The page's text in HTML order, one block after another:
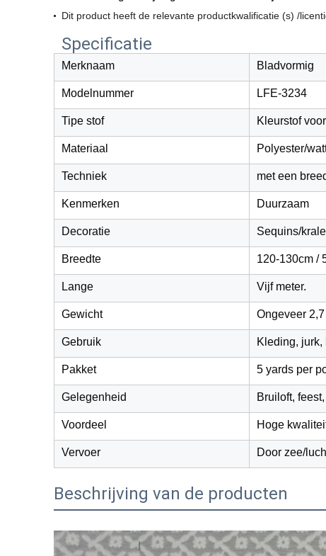
Dit product heeft de relevante productkwalificatie (s) /
Specificatie
Merknaam Bladvormig
Modelnummer LFE-3234
Tipe stof Kleurstof
Materiaal Polyester/
Techniek met een
Kenmerken Duurzaam
Decoratie Sequins/
Breedte 120-130cm /
Lange Vijf meter.
Gewicht Ongeveer 2,7
Gebruik Kleding,
Pakket 5 yards per
Gelegenheid Bruiloft,
Voordeel Hoge
Vervoer Door zee/
Beschrijving van de producten